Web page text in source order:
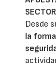
SECTOR
Desde
la